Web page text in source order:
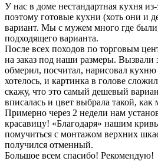
У нас в доме нестандартная кухня
поэтому готовые кухни (хоть они и
вариант. Мы с мужем много где
подходящего варианта.
После всех походов по торговым
на заказ под наши размеры. Вызвали
обмерил, посчитал, нарисовал
хотелось, и картинка в голове
скажу, что это самый дешевый
вписалась и цвет выбрала такой, как
Примерно через 2 недели нам
красавицу! «Благодаря» нашим
помучиться с монтажом верхних
получился отменный.
Большое всем спасибо! Рекомендую!